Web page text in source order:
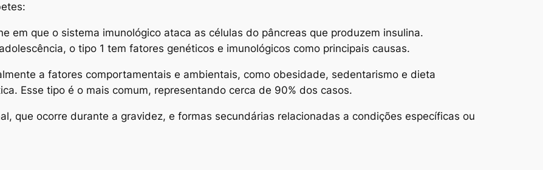
em que o sistema imunológico ataca as células do pâncreas que produzem insulina.
o tipo 1 tem fatores genéticos e imunológicos como principais causas.
a fatores comportamentais e ambientais, como obesidade, sedentarismo e dieta
Esse tipo é o mais comum, representando cerca de 90% dos casos.
que ocorre durante a gravidez, e formas secundárias relacionadas a condições específicas ou